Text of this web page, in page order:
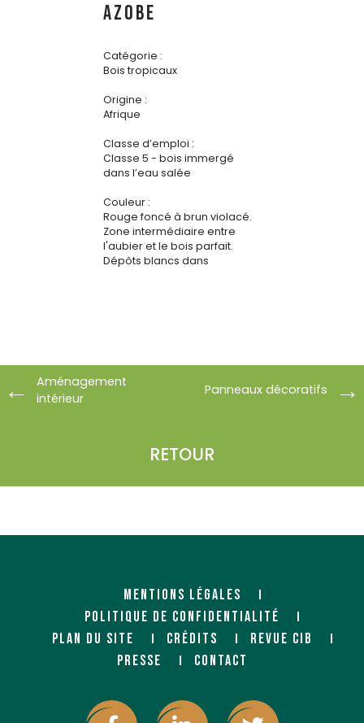
AZOBE
Catégorie :
Bois tropicaux
Origine :
Afrique
Classe d’emploi :
Classe 5 - bois immergé
dans l’eau salée
Couleur :
Rouge foncé à brun violacé.
Zone intermédiaire entre
l'aubier et le bois parfait.
Dépôts blancs dans
Aménagement
intérieur
RETOUR
Panneaux décoratifs
MENTIONS LÉGALES
POLITIQUE DE CONFIDENTIALITÉ
PLAN DU SITE
CRÉDITS
REVUE CIB
PRESSE
CONTACT